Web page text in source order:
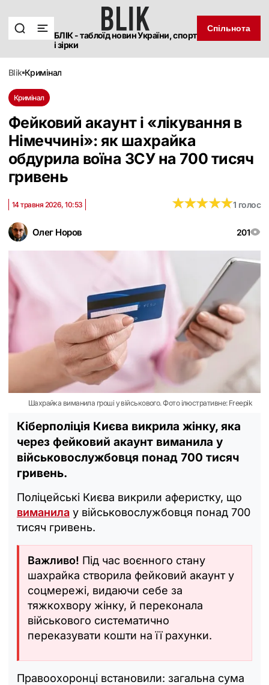
БЛІК - таблоїд новин України, спорт
і зірки
Спільнота
blik кримінал
Кримінал
Фейковий акаунт і «лікування в
Німеччині»: як шахрайка
обдурила воїна ЗСУ на 700 тисяч
гривень
Олег Норов 201
14 травня 2026, 10:53 ★★★★★
★★★★★1 голос
Шахрайка виманила гроші у військового. Фото ілюстративне: Freepik
Кіберполіція Києва викрила жінку, яка
через фейковий акаунт виманила у
військовослужбовця понад 700 тисяч
гривень.
Поліцейські Києва викрили аферистку, що
виманила у військовослужбовця понад 700
тисяч гривень.
Важливо! Під час воєнного стану
шахрайка створила фейковий акаунт у
соцмережі, видаючи себе за
тяжкохвору жінку, й переконала
військового систематично
переказувати кошти на її рахунки.
Правоохоронці встановили: загальна сума